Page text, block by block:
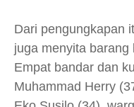
Dari pengungkapan
juga menyita
Empat bandar dan
Muhammad Herry